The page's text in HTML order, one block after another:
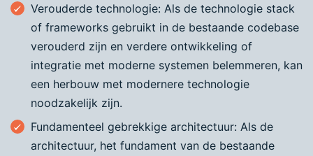
Verouderde technologie: Als de technologie stack
of frameworks gebruikt in de bestaande codebase
verouderd zijn en verdere ontwikkeling of
integratie met moderne systemen belemmeren, kan
een herbouw met modernere technologie
noodzakelijk zijn.
Fundamenteel gebrekkige architectuur: Als de
architectuur, het fundament van de bestaande